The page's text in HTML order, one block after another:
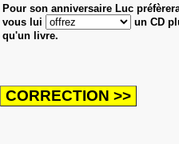
Pour son anniversaire Luc
vous lui
un CD
qu'un livre.